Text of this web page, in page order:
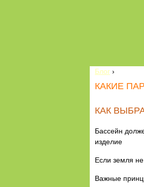
Блог ›
КАКИЕ
КАК
Бассейн
изделие
Если земля
Важные